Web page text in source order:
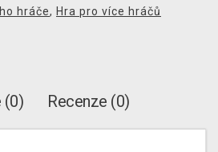
hráče, Hra pro více hráčů
(0) Recenze (0)